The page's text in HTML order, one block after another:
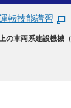
転技能講習
の車両系建設機械